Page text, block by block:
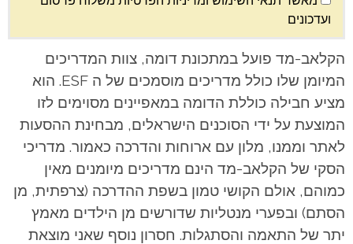
ועדכונים
הקלאב-מד פועל במתכונת דומה, צוות המדריכים
המיומן שלו כולל מדריכים מוסמכים של ה ESF. הוא
מציע חבילה כוללת הדומה במאפיינים מסוימים לזו
המוצעת על ידי הסוכנים הישראלים, מבחינת ההסעות
לאתר וממנו, מלון עם ארוחות והדרכה כאמור. מדריכי
הסקי של הקלאב-מד הינם מדריכים מיומנים מאין
כמוהם, אולם הקושי טמון בשפת ההדרכה (צרפתית, מן
הסתם) ובפערי מנטליות שדורשים מן הילדים מאמץ
יתר של התאמה והסתגלות. חסרון נוסף שאני מוצאת